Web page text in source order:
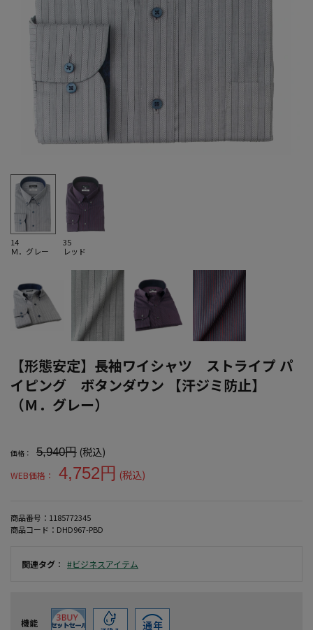
14
Ｍ．グレー
35
レッド
【形態安定】長袖ワイシャツ ストライプ パ
イピング ボタンダウン 【汗ジミ防止】
（Ｍ．グレー）
価格： 5,940円 (税込)
WEB価格： 4,752円 (税込)
商品番号： 1185772345
商品コード： DHD967-PBD
関連タグ ： #ビジネスアイテム
機能